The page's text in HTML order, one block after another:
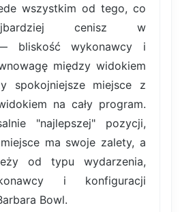
wszystkim od tego, co
cenisz w
bliskość wykonawcy i
między widokiem
spokojniejsze miejsce z
na cały program.
"najlepszej" pozycji,
ma swoje zalety, a
od typu wydarzenia,
i konfiguracji
Bowl.